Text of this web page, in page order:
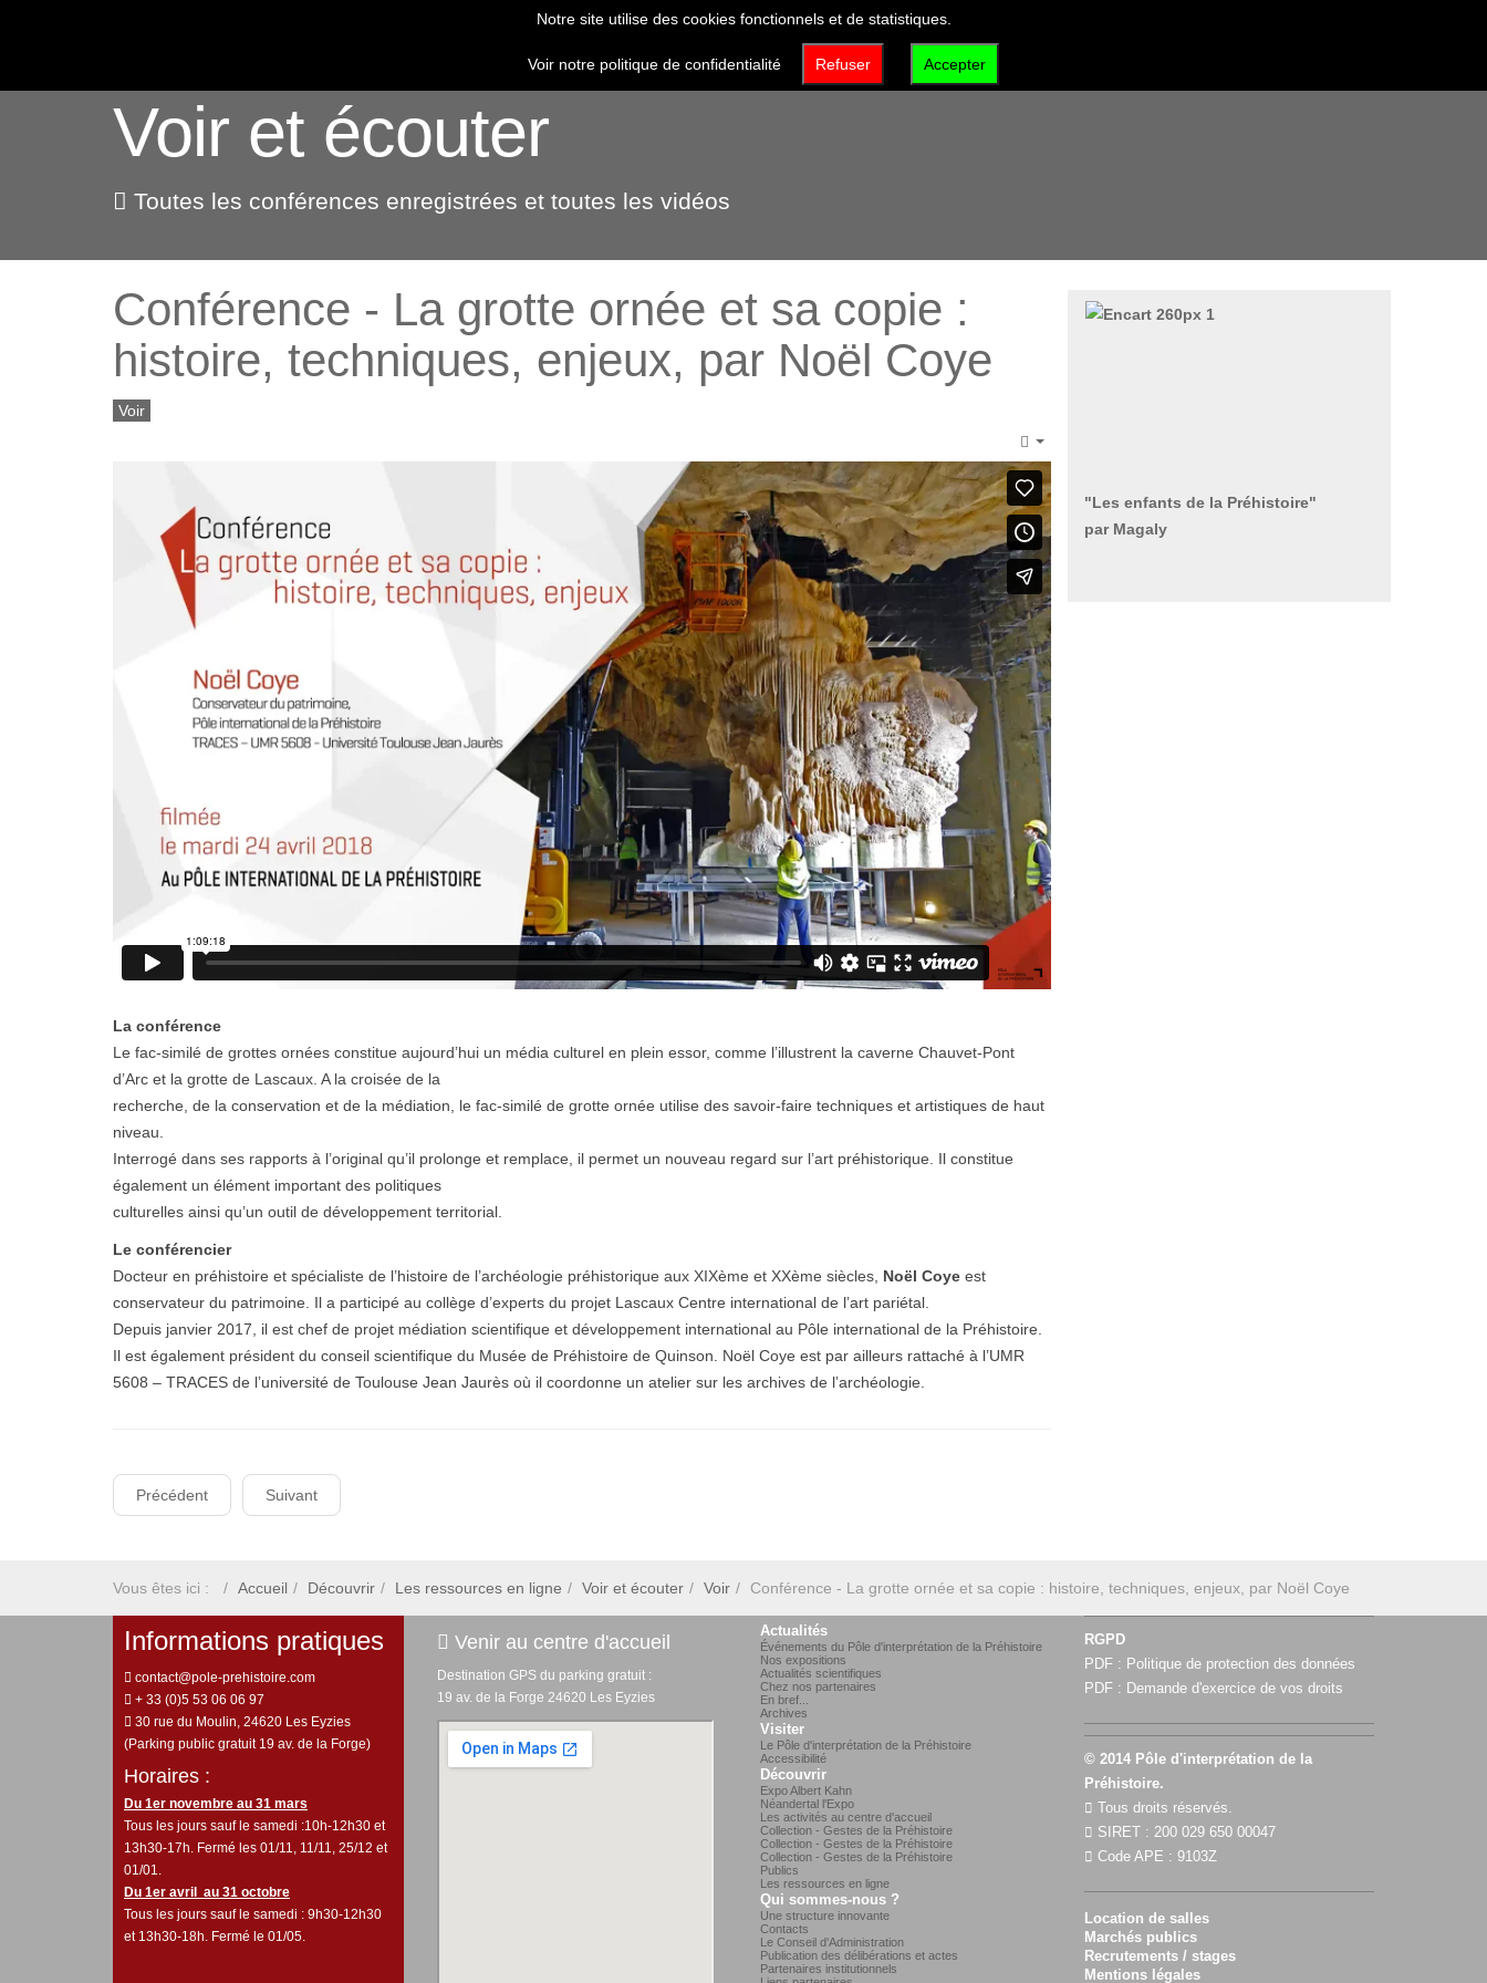
VISITER DÉCOUVRIR QUI SOMMES-NOUS ?
Voir et écouter
Toutes les conférences enregistrées et toutes les vidéos
Conférence - La grotte ornée et sa copie :
histoire, techniques, enjeux, par Noël Coye
Voir
La conférence
Le fac-similé de grottes ornées constitue aujourd’hui un média culturel en plein essor, comme l’illustrent la caverne Chauvet-Pont
d’Arc et la grotte de Lascaux. A la croisée de la
recherche, de la conservation et de la médiation, le fac-similé de grotte ornée utilise des savoir-faire techniques et artistiques de haut
niveau.
Interrogé dans ses rapports à l’original qu’il prolonge et remplace, il permet un nouveau regard sur l’art préhistorique. Il constitue
également un élément important des politiques
culturelles ainsi qu’un outil de développement territorial.
Le conférencier
Docteur en préhistoire et spécialiste de l’histoire de l’archéologie préhistorique aux XIXème et XXème siècles, Noël Coye est
conservateur du patrimoine. Il a participé au collège d’experts du projet Lascaux Centre international de l’art pariétal.
Depuis janvier 2017, il est chef de projet médiation scientifique et développement international au Pôle international de la Préhistoire.
Il est également président du conseil scientifique du Musée de Préhistoire de Quinson. Noël Coye est par ailleurs rattaché à l’UMR
5608 – TRACES de l’université de Toulouse Jean Jaurès où il coordonne un atelier sur les archives de l’archéologie.
Précédent Suivant
"Les enfants de la Préhistoire"
par Magaly
Vous êtes ici : Accueil Découvrir Les ressources en ligne Voir et écouter Voir Conférence - La grotte ornée et sa copie : histoire, techniques, enjeux, par Noël Coye
Informations pratiques
contact@pole-prehistoire.com
+ 33 (0)5 53 06 06 97
30 rue du Moulin, 24620 Les Eyzies
(Parking public gratuit 19 av. de la Forge)
Horaires :
Du 1er novembre au 31 mars
Tous les jours sauf le samedi :10h-12h30 et
13h30-17h. Fermé les 01/11, 11/11, 25/12 et
01/01.
Du 1er avril au 31 octobre
Tous les jours sauf le samedi : 9h30-12h30
et 13h30-18h. Fermé le 01/05.
Venir au centre d'accueil
Destination GPS du parking gratuit :
19 av. de la Forge 24620 Les Eyzies
Actualités
Événements du Pôle d'interprétation de la Préhistoire
Nos expositions
Actualités scientifiques
Chez nos partenaires
En bref...
Archives
Visiter
Le Pôle d'interprétation de la Préhistoire
Accessibilité
Découvrir
Expo Albert Kahn
Néandertal l'Expo
Les activités au centre d'accueil
Collection - Gestes de la Préhistoire
Collection - Gestes de la Préhistoire
Collection - Gestes de la Préhistoire
Publics
Les ressources en ligne
Qui sommes-nous ?
Une structure innovante
Contacts
Le Conseil d'Administration
Publication des délibérations et actes
Partenaires institutionnels
RGPD
PDF : Politique de protection des données
PDF : Demande d'exercice de vos droits
© 2014 Pôle d'interprétation de la
Préhistoire.
Tous droits réservés.
SIRET : 200 029 650 00047
Code APE : 9103Z
Location de salles
Marchés publics
Recrutements / stages
Mentions légales
Notre site utilise des cookies fonctionnels et de statistiques.
Voir notre politique de confidentialité Refuser Accepter